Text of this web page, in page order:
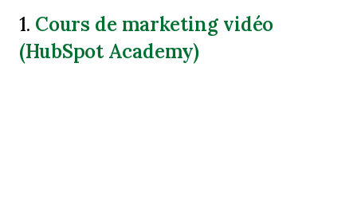
1. Cours de marketing vidéo
(HubSpot Academy)